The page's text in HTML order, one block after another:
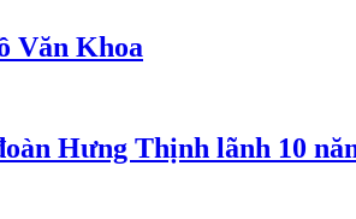
Văn Khoa
Hưng Thịnh lãnh 10